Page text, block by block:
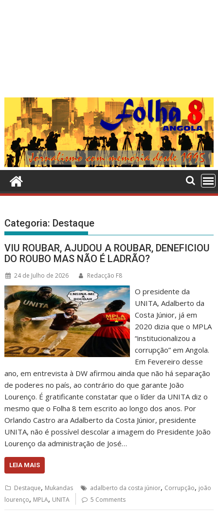
Categoria: Destaque
VIU ROUBAR, AJUDOU A ROUBAR, DENEFICIOU
DO ROUBO MAS NÃO É LADRÃO?
24 de Julho de 2026 Redacção F8
O presidente da
UNITA, Adalberto da
Costa Júnior, já em
2020 dizia que o MPLA
“institucionalizou a
corrupção” em Angola.
Em Fevereiro desse
ano, em entrevista à DW afirmou ainda que não há separação
de poderes no país, ao contrário do que garante João
Lourenço. É gratificante constatar que o líder da UNITA diz o
mesmo que o Folha 8 tem escrito ao longo dos anos. Por
Orlando Castro ara Adalberto da Costa Júnior, presidente
UNITA, não é possível descolar a imagem do Presidente João
Lourenço da administração de José…
LEIA MAIS
Destaque, Mukandas adalberto da costa júnior, Corrupção, joão
lourenço, MPLA, UNITA 5 Comments